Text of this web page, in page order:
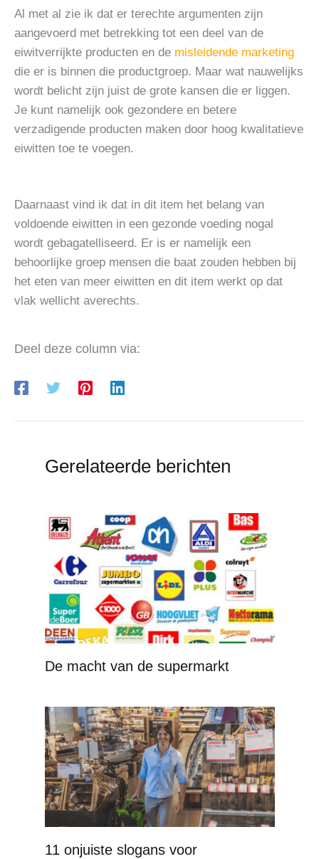
Al met al zie ik dat er terechte argumenten zijn
aangevoerd met betrekking tot een deel van de
eiwitverrijkte producten en de misleidende marketing
die er is binnen die productgroep. Maar wat nauwelijks
wordt belicht zijn juist de grote kansen die er liggen.
Je kunt namelijk ook gezondere en betere
verzadigende producten maken door hoog kwalitatieve
eiwitten toe te voegen.
Daarnaast vind ik dat in dit item het belang van
voldoende eiwitten in een gezonde voeding nogal
wordt gebagatelliseerd. Er is er namelijk een
behoorlijke groep mensen die baat zouden hebben bij
het eten van meer eiwitten en dit item werkt op dat
vlak wellicht averechts.
Deel deze column via:
Gerelateerde berichten
De macht van de supermarkt
11 onjuiste slogans voor